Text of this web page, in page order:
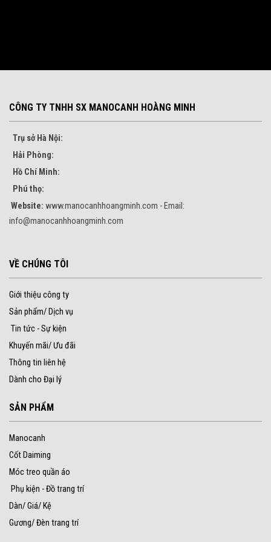
CÔNG TY TNHH SX MANOCANH HOÀNG MINH
Trụ sở Hà Nội:
Hải Phòng:
Hồ Chí Minh:
Phú thọ:
Website: www.manocanhhoangminh.com - Email:
info@manocanhhoangminh.com
VỀ CHÚNG TÔI
Giới thiệu công ty
Sản phẩm/ Dịch vụ
Tin tức - Sự kiện
Khuyến mãi/ Ưu đãi
Thông tin liên hệ
Dành cho Đại lý
SẢN PHẨM
Manocanh
Cốt Daiming
Móc treo quần áo
Phụ kiện - Đồ trang trí
Dàn/ Giá/ Kệ
Gương/ Đèn trang trí